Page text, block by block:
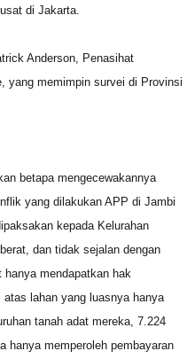
di Jakarta.
Anderson, Penasihat
yang memimpin survei di Provinsi
betapa mengecewakannya
yang dilakukan APP di Jambi
kepada Kelurahan
dan tidak sejalan dengan
mendapatkan hak
lahan yang luasnya hanya
tanah adat mereka, 7.224
hanya memperoleh pembayaran